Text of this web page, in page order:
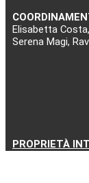
Elisabetta
Serena Magi,
PROPRIETÀ